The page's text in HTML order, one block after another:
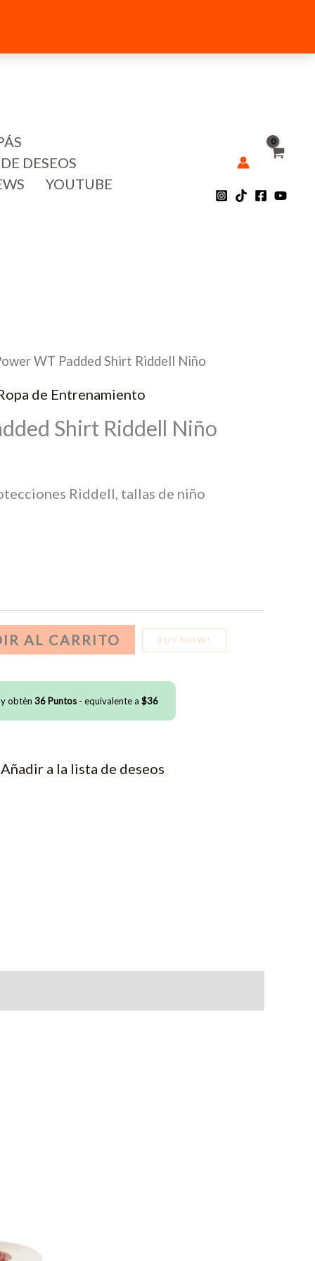
DESEOS
YOUTUBE
WT Padded Shirt Riddell Niño
de Entrenamiento
Shirt Riddell Niño
Riddell, tallas de niño
AL CARRITO BUY NOW!
obtèn 36Puntos - equivalente a $36
Añadir a la lista de deseos